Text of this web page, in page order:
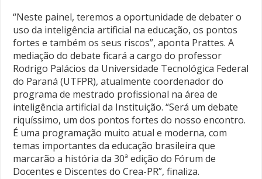
“Neste painel, teremos a oportunidade de debater o
uso da inteligência artificial na educação, os pontos
fortes e também os seus riscos”, aponta Prattes. A
mediação do debate ficará a cargo do professor
Rodrigo Palácios da Universidade Tecnológica Federal
do Paraná (UTFPR), atualmente coordenador do
programa de mestrado profissional na área de
inteligência artificial da Instituição. “Será um debate
riquíssimo, um dos pontos fortes do nosso encontro.
É uma programação muito atual e moderna, com
temas importantes da educação brasileira que
marcarão a história da 30ª edição do Fórum de
Docentes e Discentes do Crea-PR”, finaliza.